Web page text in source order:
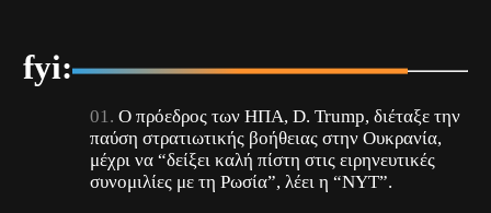
fyi:
Ο πρόεδρος των ΗΠΑ, D. Trump, διέταξε την
παύση στρατιωτικής βοήθειας στην Ουκρανία,
μέχρι να “δείξει καλή πίστη στις ειρηνευτικές
συνομιλίες με τη Ρωσία”, λέει η “ΝΥΤ”.